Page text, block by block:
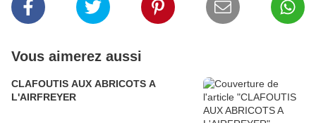
Vous aimerez aussi
CLAFOUTIS AUX ABRICOTS A
L'AIRFREYER